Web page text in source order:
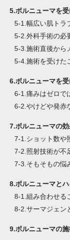
5.ボルニューマを
5-1. 幅広い肌トラ
5-2. 外科手術の必
5-3. 施術直後から
5-4. 施術を受けた
6.ボルニューマを
6-1. 痛みはゼロで
6-2. やけどや発赤
7.ボルニューマの
7-1. ショット数や
7-2. 照射技術が不
7-3. そもそもの悩
8.ボルニューマと
8-1. 組み合わせる
8-2. サーマジェン
9.ボルニューマの